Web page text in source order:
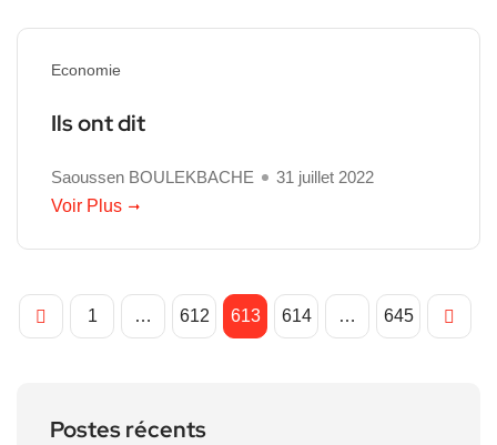
Economie
Ils ont dit
Saoussen BOULEKBACHE
31 juillet 2022
Voir Plus
1 … 612 613 614 … 645
Postes récents